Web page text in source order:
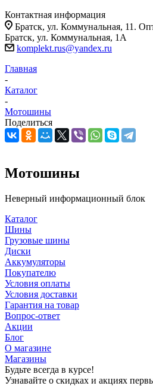
Контактная информация
Братск, ул. Коммунальная, 11.
Братск, ул. Коммунальная, 1А
komplekt.rus@yandex.ru
Главная
-
Каталог
-
Мотошины
Поделиться
Мотошины
Неверный информационный блок
Каталог
Шины
Грузовые шины
Диски
Аккумуляторы
Покупателю
Условия оплаты
Условия доставки
Гарантия на товар
Вопрос-ответ
Акции
Блог
О магазине
Магазины
Будьте всегда в курсе!
Узнавайте о скидках и акциях